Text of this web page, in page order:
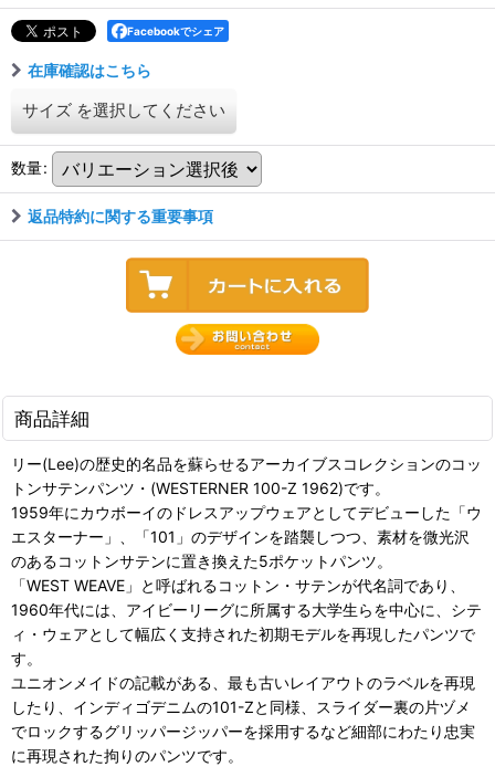
Facebookでシェア
在庫確認はこちら
サイズ を選択してください
数量:
返品特約に関する重要事項
商品詳細
リー(Lee)の歴史的名品を蘇らせるアーカイブスコレクションのコッ
トンサテンパンツ・(WESTERNER 100-Z 1962)です。
1959年にカウボーイのドレスアップウェアとしてデビューした「ウ
エスターナー」、「101」のデザインを踏襲しつつ、素材を微光沢
のあるコットンサテンに置き換えた5ポケットパンツ。
「WEST WEAVE」と呼ばれるコットン・サテンが代名詞であり、
1960年代には、アイビーリーグに所属する大学生らを中心に、シテ
ィ・ウェアとして幅広く支持された初期モデルを再現したパンツで
す。
ユニオンメイドの記載がある、最も古いレイアウトのラベルを再現
したり、インディゴデニムの101-Zと同様、スライダー裏の片ヅメ
でロックするグリッパージッパーを採用するなど細部にわたり忠実
に再現された拘りのパンツです。